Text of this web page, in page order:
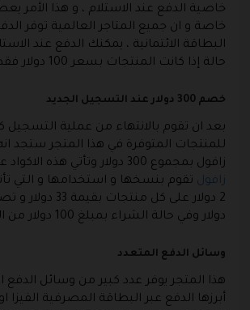
خاصية الدفع عند الاستلام ، و هذا الأمر
خاصة و ان جميع المتاجر العالمية توفر
البطاقة الائتمانية ، يمكنك الدفع عند
حالة إذا كانت المنتجات بسعر 100 دولار فقط .
خصم 300 دولار عند التسجيل الجديد
بعد ان تقوم بالانتهاء من عملية
للمنتجات المتوفرة في هذا المتجر ستجد
زافول بمجموع 300 دولار وتأتي هذه الاكواد على هيئة
زافول تقوم بنسخها و استخدامها و التي
دولار وفي حالة الشراء بمبلغ 100 دولار من المتجر .
وسائل الدفع المتعدد
هذا المتجر يوفر عدد كبير من وسائل الدفع
أبرزها الدفع عبر البطاقة المصرفية الفيزا